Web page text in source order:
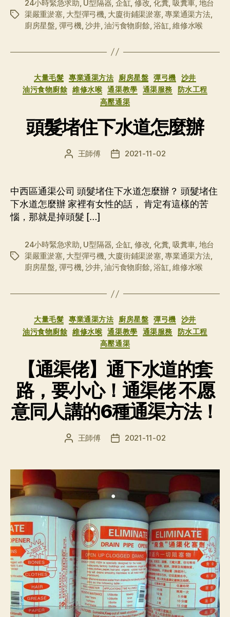
标
24小時緊急求助, U型隔器, 企缸, 修改, 化糞, 吸糞車, 地台
渠嚴重淤塞, 大型彈弓機, 大廈街鋪渠淤塞,專業通渠方法,
廚房星盤, 彈弓機,沙井,油污食物廚餘,浴缸,維修水喉
分
类
大量毛髮 專業通渠方法 廚房星盤 彈弓機
沙井
油污食物廚餘 維修水喉 通渠教學 通渠服務
防水工程
高壓通渠
頭髮堵住下水道怎麼辦
文
者
王師傅
发
期
2021-11-02
中西區通渠公司 頭髮堵住下水道怎麼辦？ 頭髮堵住
下水道怎麼辦 家裡有女性的話， 肯定有這樣的苦
惱，那就是掉頭髮 […]
标
24小時緊急求助, U型隔器, 企缸, 修改, 化糞, 吸糞車, 地台
渠嚴重淤塞, 大型彈弓機, 大廈街鋪渠淤塞,專業通渠方法,
廚房星盤, 彈弓機,沙井,油污食物廚餘,浴缸,維修水喉
分
类
大量毛髮 專業通渠方法 廚房星盤 彈弓機
沙井
油污食物廚餘 維修水喉 通渠教學 通渠服務
防水工程
高壓通渠
【通渠佬】通下水道的套
路，要小心！通渠佬 不愿
意同人講的6種通渠方法！
文
者
王師傅
发
期
2021-11-02